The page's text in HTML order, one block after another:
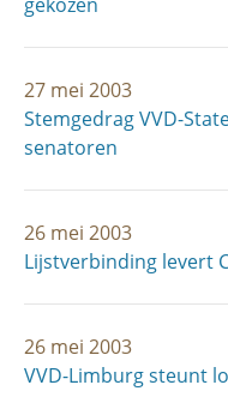
27 mei 2003
Stemgedrag VVD-
senatoren
26 mei 2003
Lijstverbinding levert
26 mei 2003
VVD-Limburg steunt